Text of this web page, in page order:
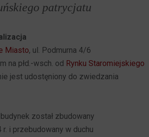
patrycjatu
Miasto, ul. Podmurna 4/6
na płd.-wsch. od Rynku Staromiejskiego
jest udostęniony do zwiedzania
został zbudowany
r. i przebudowany w duchu